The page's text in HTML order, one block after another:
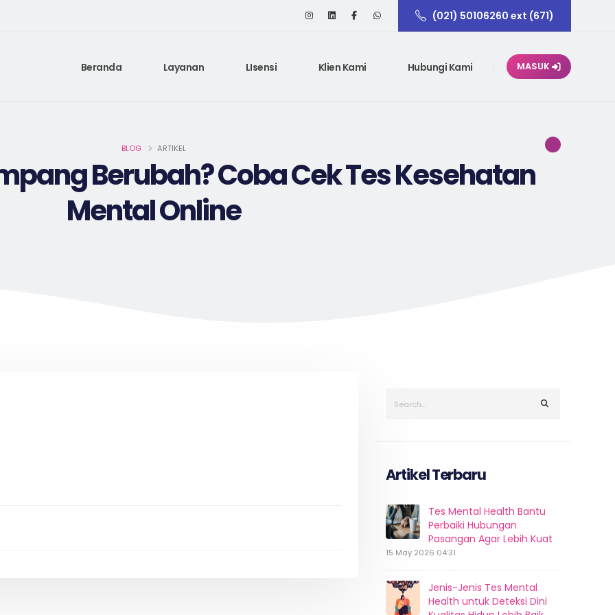
(021) 50106260 ext (671)
Beranda Layanan LIsensi Klien Kami Hubungi Kami MASUK
BLOG ARTIKEL
Berubah? Coba Cek Tes Kesehatan
Mental Online
Artikel Terbaru
Tes Mental Health Bantu
Perbaiki Hubungan
Pasangan Agar Lebih Kuat
15 May 2026 04:31
Jenis-Jenis Tes Mental
Health untuk Deteksi Dini